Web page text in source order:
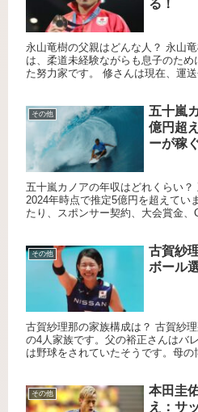
る！
永山竜樹の父親はどんな人？ 永山
は、柔道未経験ながらも息子のた
た努力家です。 修さんは現在、運
その他
五十嵐
億円超
ーが稼
五十嵐カノアの年収はどれくらい？
2024年時点で推定5億円を超えてい
たり、スポンサー契約、大会賞金
その他
古賀紗
ボール
古賀紗理那の家族構成は？ 古賀紗
の4人家族です。父の裕正さんはバ
は野球をされていたそうです。母
その他
本田圭
え：サ